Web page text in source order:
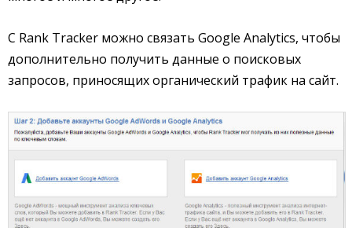
С Rank Tracker можно связать Google Analytics, чтобы
дополнительно получить данные о поисковых
запросов, приносящих органический трафик на сайт.